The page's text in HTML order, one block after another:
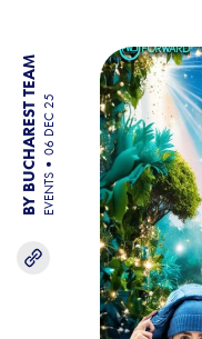
BY BUCHAREST TEAM EVENTS
06 DEC 25